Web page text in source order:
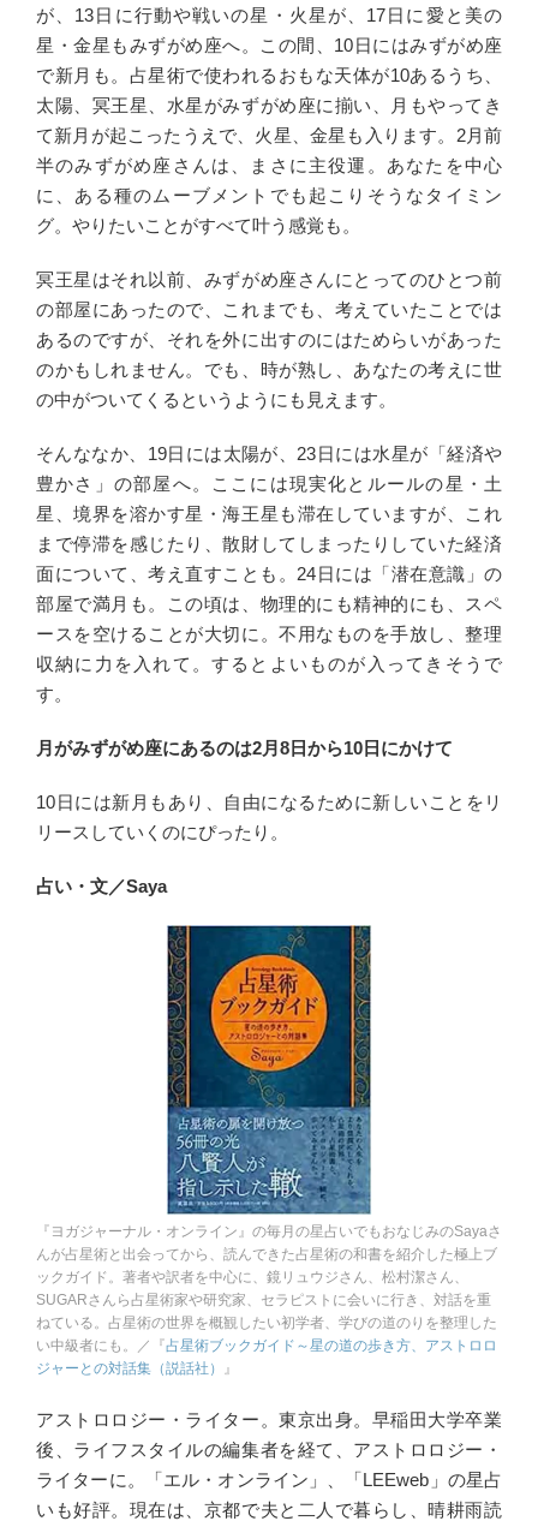
が、13日に行動や戦いの星・火星が、17日に愛と美の
星・金星もみずがめ座へ。この間、10日にはみずがめ座
で新月も。占星術で使われるおもな天体が10あるうち、
太陽、冥王星、水星がみずがめ座に揃い、月もやってき
て新月が起こったうえで、火星、金星も入ります。2月前
半のみずがめ座さんは、まさに主役運。あなたを中心
に、ある種のムーブメントでも起こりそうなタイミン
グ。やりたいことがすべて叶う感覚も。
冥王星はそれ以前、みずがめ座さんにとってのひとつ前
の部屋にあったので、これまでも、考えていたことでは
あるのですが、それを外に出すのにはためらいがあった
のかもしれません。でも、時が熟し、あなたの考えに世
の中がついてくるというようにも見えます。
そんななか、19日には太陽が、23日には水星が「経済や
豊かさ」の部屋へ。ここには現実化とルールの星・土
星、境界を溶かす星・海王星も滞在していますが、これ
まで停滞を感じたり、散財してしまったりしていた経済
面について、考え直すことも。24日には「潜在意識」の
部屋で満月も。この頃は、物理的にも精神的にも、スペ
ースを空けることが大切に。不用なものを手放し、整理
収納に力を入れて。するとよいものが入ってきそうで
す。
月がみずがめ座にあるのは2月8日から10日にかけて
10日には新月もあり、自由になるために新しいことをリ
リースしていくのにぴったり。
占い・文／Saya
『ヨガジャーナル・オンライン』の毎月の星占いでもおなじみのSayaさ
んが占星術と出会ってから、読んできた占星術の和書を紹介した極上ブ
ックガイド。著者や訳者を中心に、鏡リュウジさん、松村潔さん、
SUGARさんら占星術家や研究家、セラピストに会いに行き、対話を重
ねている。占星術の世界を概観したい初学者、学びの道のりを整理した
い中級者にも。／『占星術ブックガイド～星の道の歩き方、アストロロ
ジャーとの対話集（説話社）
』
アストロロジー・ライター。東京出身。早稲田大学卒業
後、ライフスタイルの編集者を経て、アストロロジー・
ライターに。「エル・オンライン」、「LEEweb」の星占
いも好評。現在は、京都で夫と二人で暮らし、晴耕雨読